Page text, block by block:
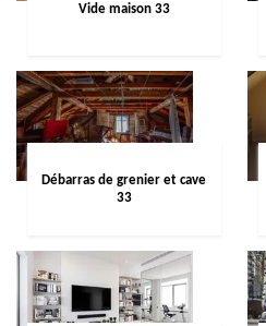
Vide maison 33
Débarras de grenier et cave
33